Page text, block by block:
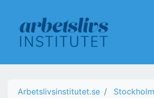
Arbetslivsinstitutet.se
Stockholm